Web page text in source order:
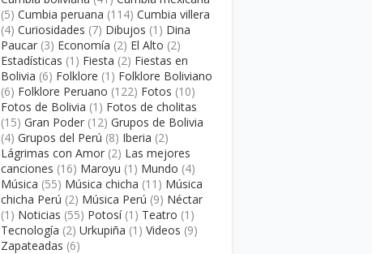
(5) Cumbia peruana (114) Cumbia villera
(4) Curiosidades (7) Dibujos (1) Dina
Paucar (3) Economía (2) El Alto (2)
Estadísticas (1) Fiesta (2) Fiestas en
Bolivia (6) Folklore (1) Folklore Boliviano
(6) Folklore Peruano (122) Fotos (10)
Fotos de Bolivia (1) Fotos de cholitas
(15) Gran Poder (12) Grupos de Bolivia
(4) Grupos del Perú (8) Iberia (2)
Lágrimas con Amor (2) Las mejores
canciones (16) Maroyu (1) Mundo (4)
Música (55) Música chicha (11) Música
chicha Perú (2) Música Perú (9) Néctar
(1) Noticias (55) Potosí (1) Teatro (1)
Tecnología (2) Urkupiña (1) Videos (9)
Zapateadas (6)